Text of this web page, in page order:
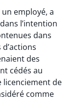
employé, a
dans l’intention
dans
des
cédés au
licenciement de
comme